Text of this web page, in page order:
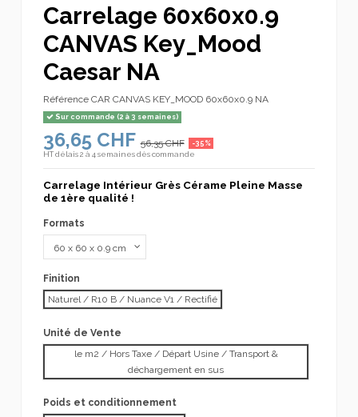
Carrelage 60x60x0.9
CANVAS Key_Mood
Caesar NA
Référence CAR CANVAS KEY_MOOD 60x60x0.9 NA
Sur commande (2 à 3 semaines)
36,65 CHF 56,35 CHF -35%
HTdélais 2 à 4 semaines dès commande
Carrelage Intérieur Grès Cérame Pleine Masse
de 1ère qualité !
Formats
Finition
Naturel / R10 B / Nuance V1 / Rectifié
Unité de Vente
le m2 / Hors Taxe / Départ Usine / Transport &
déchargement en sus
Poids et conditionnement